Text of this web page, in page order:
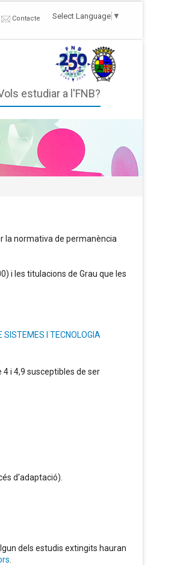
Select Language ▼
Contacte
estudiar a l'FNB?
la normativa de permanència
i les titulacions de Grau que les
SISTEMES I TECNOLOGIA
i 4,9 susceptibles de ser
d'adaptació).
dels estudis extingits hauran